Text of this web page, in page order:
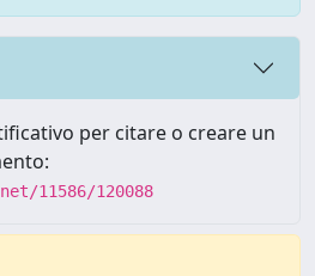
per citare o creare un
11586/120088